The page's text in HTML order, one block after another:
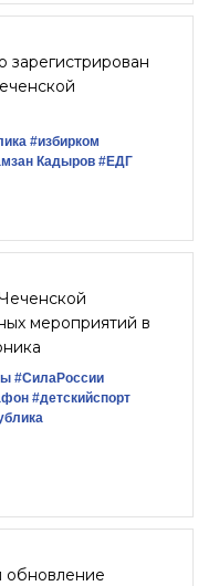
#избирком
Кадыров #ЕДГ
мероприятий в
#СилаРоссии
#детскийспорт
обновление